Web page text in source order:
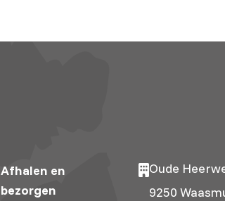
Afhalen en
bezorgen
Oude
9250